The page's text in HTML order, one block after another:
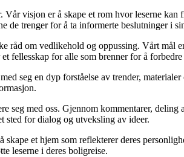
visjon er å skape et rom hvor leserne kan
de trenger for å ta informerte beslutninger i
om vedlikehold og oppussing. Vårt mål
fellesskap for alle som brenner for å forbedre
seg en dyp forståelse av trender,
seg med oss. Gjennom kommentarer,
sted for dialog og utveksling av ideer.
et hjem som reflekterer deres
leserne i deres boligreise.